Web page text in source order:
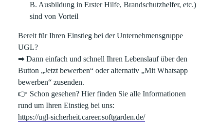
B. Ausbildung in Erster Hilfe, Brandschutzhelfer, etc.)
sind von Vorteil
Bereit für Ihren Einstieg bei der Unternehmensgruppe
UGL?
➡ Dann einfach und schnell Ihren Lebenslauf über den
Button „Jetzt bewerben“ oder alternativ „Mit Whatsapp
bewerben“ zusenden.
👉 Schon gesehen? Hier finden Sie alle Informationen
rund um Ihren Einstieg bei uns:
https://ugl-sicherheit.career.softgarden.de/